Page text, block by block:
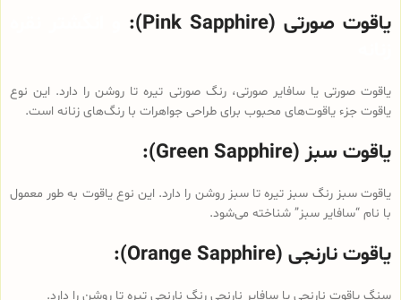
یاقوت صورتی (Pink Sapphire):
یاقوت صورتی یا سافایر صورتی، رنگ صورتی تیره تا روشن را دارد. این نوع
یاقوت جزء یاقوت‌های محبوب برای طراحی جواهرات با رنگ‌های زنانه است.
یاقوت سبز (Green Sapphire):
یاقوت سبز رنگ سبز تیره تا سبز روشن را دارد. این نوع یاقوت به طور معمول
با نام “سافایر سبز” شناخته می‌شود.
یاقوت نارنجی (Orange Sapphire):
سنگ یاقوت نارنجی یا سافایر نارنجی رنگ نارنجی تیره تا روشن را دارد.